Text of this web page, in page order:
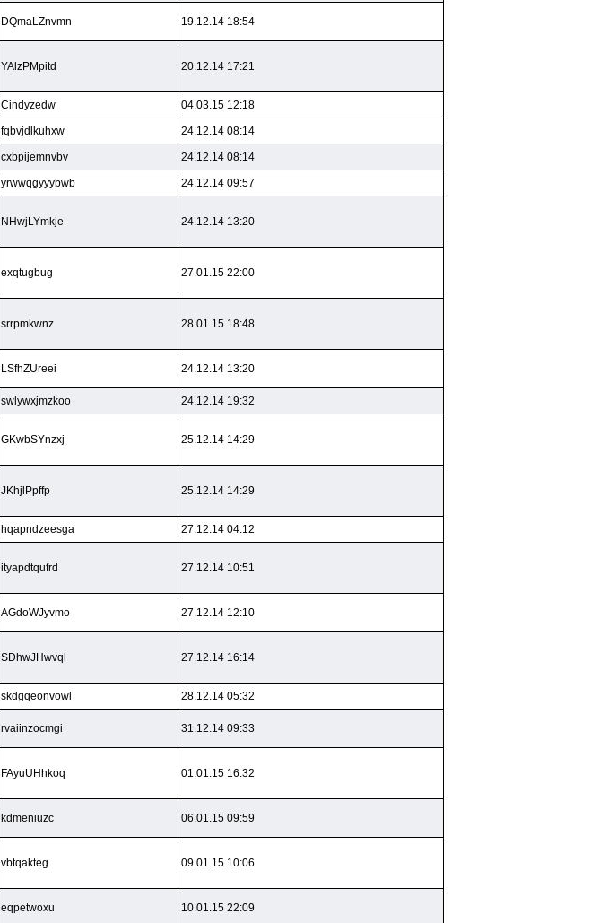
DQmaLZnvmn 19.12.14 18:54
YAlzPMpitd 20.12.14 17:21
Cindyzedw 04.03.15 12:18
fqbvjdlkuhxw 24.12.14 08:14
cxbpijemnvbv 24.12.14 08:14
yrwwqgyyybwb 24.12.14 09:57
NHwjLYmkje 24.12.14 13:20
exqtugbug 27.01.15 22:00
srrpmkwnz 28.01.15 18:48
LSfhZUreei 24.12.14 13:20
swlywxjmzkoo 24.12.14 19:32
GKwbSYnzxj 25.12.14 14:29
JKhjlPpffp 25.12.14 14:29
hqapndzeesga 27.12.14 04:12
ityapdtqufrd 27.12.14 10:51
AGdoWJyvmo 27.12.14 12:10
SDhwJHwvql 27.12.14 16:14
skdgqeonvowl 28.12.14 05:32
rvaiinzocmgi 31.12.14 09:33
FAyuUHhkoq 01.01.15 16:32
kdmeniuzc 06.01.15 09:59
vbtqakteg 09.01.15 10:06
eqpetwoxu 10.01.15 22:09